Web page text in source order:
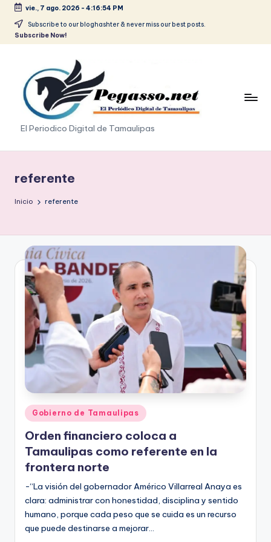
Saltar
vie., 7 ago. 2026 - 4:16:54 PM
Subscribe to our bloghashter & never miss our best posts.
Subscribe Now!
p
e
s
.
p
r
s
El Periodico Digital de Tamaulipas
referente
Inicio referente
Publicado
en
Gobierno de Tamaulipas
Orden financiero coloca a
Tamaulipas como referente en la
frontera norte
-“La visión del gobernador Américo Villarreal Anaya es
clara: administrar con honestidad, disciplina y sentido
humano, porque cada peso que se cuida es un recurso
que puede destinarse a mejorar…